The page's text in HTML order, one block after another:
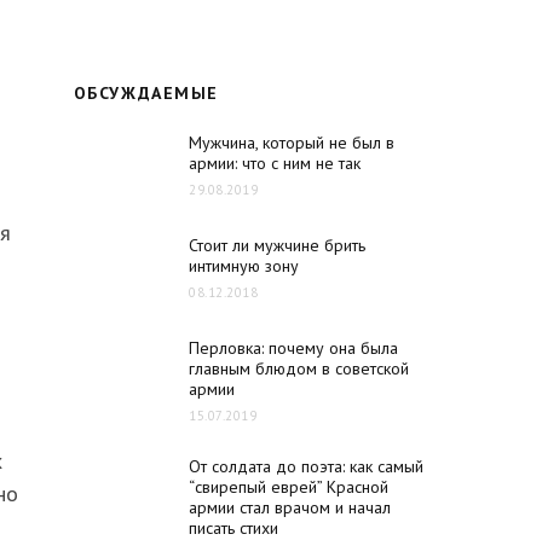
ОБСУЖДАЕМЫЕ
Мужчина, который не был в
армии: что с ним не так
29.08.2019
Стоит ли мужчине брить
интимную зону
08.12.2018
Перловка: почему она была
главным блюдом в советской
армии
15.07.2019
От солдата до поэта: как самый
“свирепый еврей” Красной
армии стал врачом и начал
писать стихи